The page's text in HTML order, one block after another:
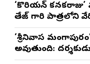
‘కొరియన్
తేజ్ గారి పాత్రలోని
చేస్తాయి : దర్శకుడు
‘శ్రీనివాస
అవుతుంది: